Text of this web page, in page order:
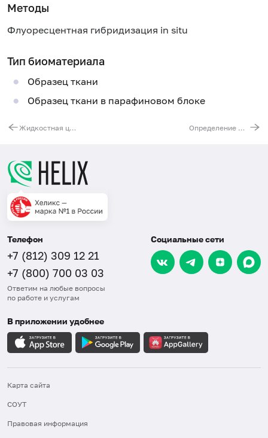
Методы
Флуоресцентная гибридизация in situ
Тип биоматериала
Образец ткани
Образец ткани в парафиновом блоке
Жидкостная цитология. Исследование соскоба шейки матки и цервикального канала (окрашивание по Папаниколау) Определение HER2 статуса опухоли методом FISH
Телефон
+7 (812) 309 12 21
+7 (800) 700 03 03
Ответим на любые вопросы
по работе и услугам
Социальные сети
В приложении удобнее
Карта сайта
СОУТ
Правовая информация